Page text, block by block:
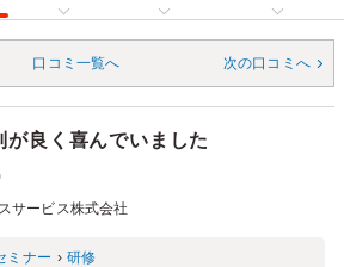
口コミ一覧へ 次の口コミへ
が良く喜んでいました
サービス株式会社
ミナー › 研修